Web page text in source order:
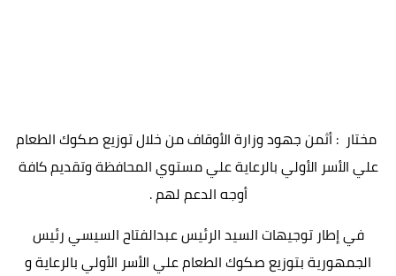
مختار : أثمن جهود وزارة الأوقاف من خلال توزيع صكوك الطعام
علي الأسر الأولي بالرعاية علي مستوي المحافظة وتقديم كافة
أوجه الدعم لهم .
في إطار توجيهات السيد الرئيس عبدالفتاح السيسي رئيس
الجمهورية بتوزيع صكوك الطعام علي الأسر الأولي بالرعاية و